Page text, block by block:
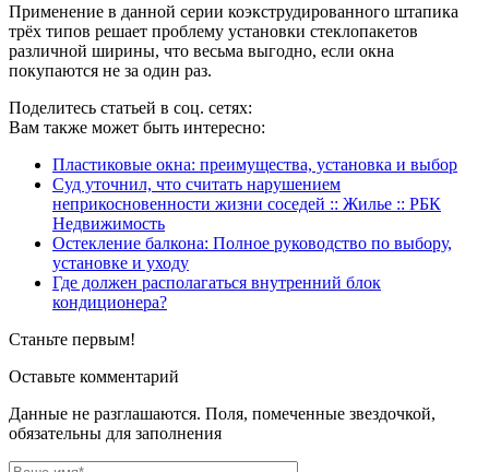
Применение в данной серии коэкструдированного штапика
трёх типов решает проблему установки стеклопакетов
различной ширины, что весьма выгодно, если окна
покупаются не за один раз.
Поделитесь статьей в соц. сетях:
Вам также может быть интересно:
Пластиковые окна: преимущества, установка и выбор
Суд уточнил, что считать нарушением
неприкосновенности жизни соседей :: Жилье :: РБК
Недвижимость
Остекление балкона: Полное руководство по выбору,
установке и уходу
Где должен располагаться внутренний блок
кондиционера?
Станьте первым!
Оставьте комментарий
Данные не разглашаются. Поля, помеченные звездочкой,
обязательны для заполнения